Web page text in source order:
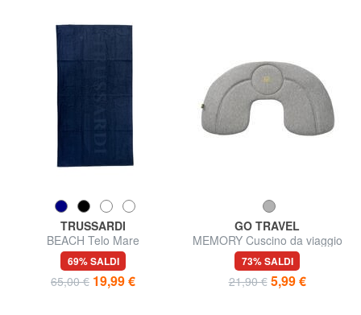
TRUSSARDI
BEACH Telo Mare
69% SALDI
65,00 € 19,99 €
GO TRAVEL
MEMORY Cuscino da viaggio
gonfiabile
73% SALDI
21,90 € 5,99 €